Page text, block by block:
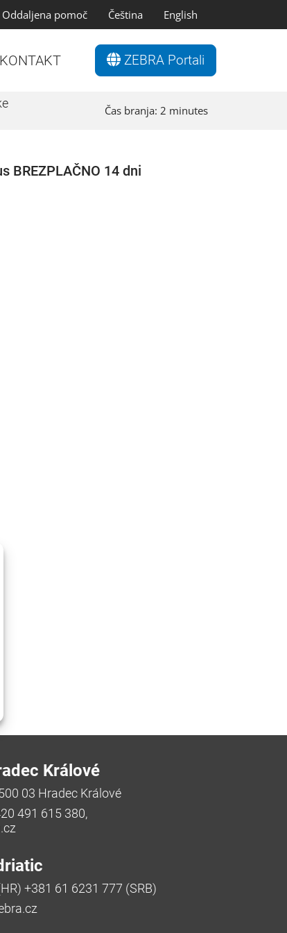
Oddaljena pomoč Čeština English
KONTAKT ZEBRA Portali
Čas branja: 2 minutes
BREZPLAČNO 14 dni
Králové
03 Hradec Králové
491 615 380,
+381 61 6231 777 (SRB)